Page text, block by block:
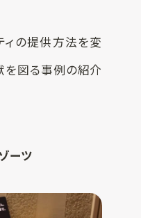
ィの提供方法を変
を図る事例の紹介
ーツ